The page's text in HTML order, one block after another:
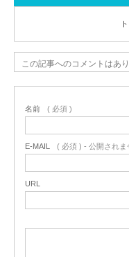
この記事へのコメントはあり
名前 ( 必須 )
E-MAIL ( 必須 ) - 公開されま
URL